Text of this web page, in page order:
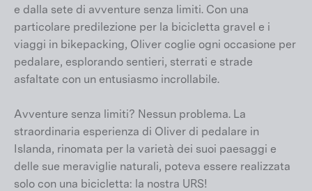
e dalla sete di avventure senza limiti. Con una
particolare predilezione per la bicicletta gravel e i
viaggi in bikepacking, Oliver coglie ogni occasione per
pedalare, esplorando sentieri, sterrati e strade
asfaltate con un entusiasmo incrollabile.
Avventure senza limiti? Nessun problema. La
straordinaria esperienza di Oliver di pedalare in
Islanda, rinomata per la varietà dei suoi paesaggi e
delle sue meraviglie naturali, poteva essere realizzata
solo con una bicicletta: la nostra URS!